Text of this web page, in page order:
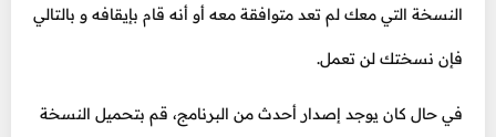
النسخة التي معك لم تعد متوافقة معه أو أنه قام بإيقافه و بالتالي
فإن نسختك لن تعمل.
في حال كان يوجد إصدار أحدث من البرنامج، قم بتحميل النسخة